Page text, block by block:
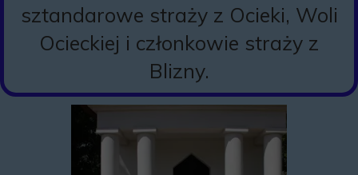
sztandarowe straży z Ocieki, Woli
Ocieckiej i członkowie straży z
Blizny.